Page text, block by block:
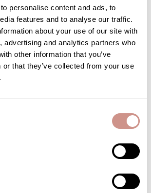
personalise content and ads, to
features and to analyse our traffic.
about your use of our site with
advertising and analytics partners who
other information that you’ve
or that they’ve collected from your use
dedevenir ambassadrice beauté
un contenu sur le ou les produits reçu(s).
plusieurs types de contenu, en cohérence
l’habitude de faire et la communauté
Faites confiance à votre créativité
et votre expertise.
détails sur la gestuelle la routine cosmétique
mettant en valeur le produit dans
intégrant la composition, les bénéfices
et vos impressions de manière honnête
sur votre expérience personnelle liée à la